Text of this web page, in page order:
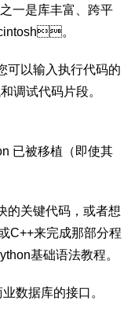
一是库丰富、跨平
。
可以输入执行代码的
调试代码片段 。
已被移植（即使其
键代码 ，或者想
C++来完成那部分程
基础语法教程。
据库的接口。